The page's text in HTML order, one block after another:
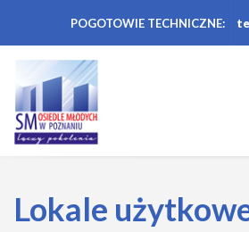
POGOTOWIE TECHNICZNE:
Lokale